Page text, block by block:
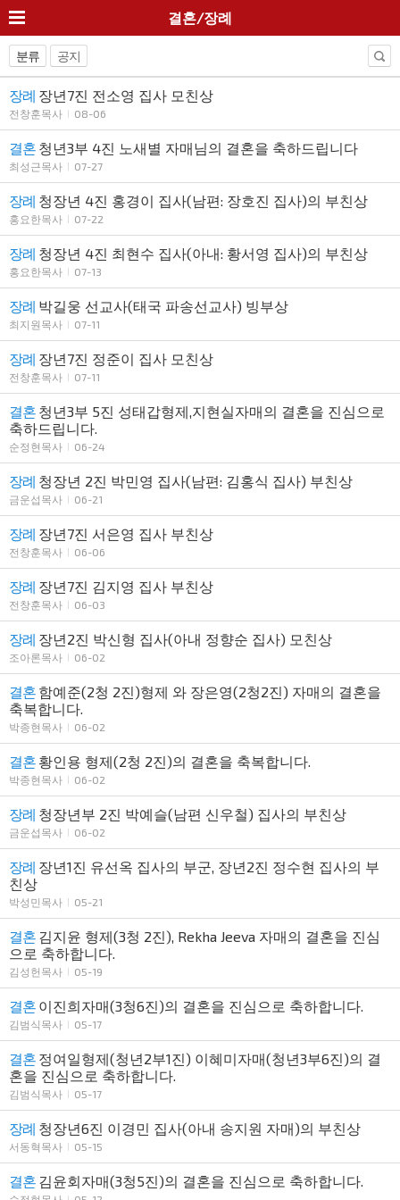
결혼/장례
분류 공지
장례 장년7진 전소영 집사 모친상
전창훈목사 08-06
결혼 청년3부 4진 노새별 자매님의 결혼을 축하드립니다
최성근목사 07-27
장례 청장년 4진 홍경이 집사(남편: 장호진 집사)의 부친상
홍요한목사 07-22
장례 청장년 4진 최현수 집사(아내: 황서영 집사)의 부친상
홍요한목사 07-13
장례 박길웅 선교사(태국 파송선교사) 빙부상
최지원목사 07-11
장례 장년7진 정준이 집사 모친상
전창훈목사 07-11
결혼 청년3부 5진 성태갑형제,지현실자매의 결혼을 진심으로
축하드립니다.
순정현목사 06-24
장례 청장년 2진 박민영 집사(남편: 김홍식 집사) 부친상
금운섭목사 06-21
장례 장년7진 서은영 집사 부친상
전창훈목사 06-06
장례 장년7진 김지영 집사 부친상
전창훈목사 06-03
장례 장년2진 박신형 집사(아내 정향순 집사) 모친상
조아론목사 06-02
결혼 함예준(2청 2진)형제 와 장은영(2청2진) 자매의 결혼을
축복합니다.
박종현목사 06-02
결혼 황인용 형제(2청 2진)의 결혼을 축복합니다.
박종현목사 06-02
장례 청장년부 2진 박예슬(남편 신우철) 집사의 부친상
금운섭목사 06-02
장례 장년1진 유선옥 집사의 부군, 장년2진 정수현 집사의 부
친상
박성민목사 05-21
결혼 김지윤 형제(3청 2진), Rekha Jeeva 자매의 결혼을 진심
으로 축하합니다.
김성헌목사 05-19
결혼 이진희자매(3청6진)의 결혼을 진심으로 축하합니다.
김범식목사 05-17
결혼 정여일형제(청년2부1진) 이혜미자매(청년3부6진)의 결
혼을 진심으로 축하합니다.
김범식목사 05-17
장례 청장년6진 이경민 집사(아내 송지원 자매)의 부친상
서동혁목사 05-15
결혼 김윤회자매(3청5진)의 결혼을 진심으로 축하합니다.